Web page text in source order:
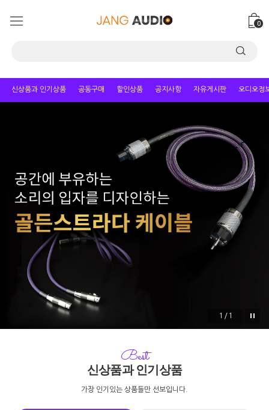
0
신상품과 인기상품 공동구매 할인상품 공지사항 자유게시판 오디오정
1/1
Best
신상품과 인기상품
가장 인기있는 상품들만 선보입니다.